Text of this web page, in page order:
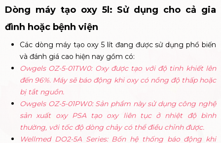
Dòng máy tạo oxy 5l: Sử dụng cho cả gia
đình hoặc bệnh viện
Các dòng máy tạo oxy 5 lít đang được sử dụng phổ biến
và đánh giá cao hiện nay gồm có:
Owgels OZ-5-01TW0: Oxy được tạo với độ tinh khiết lên
đến 96%. Máy sẽ báo động khi oxy có nồng độ thấp hoặc
bị tắt nguồn.
Owgels OZ-5-01PW0: Sản phẩm này sử dụng công nghệ
sản xuất oxy PSA tạo oxy liên tục ở nhiệt độ bình
thường, với tốc độ dòng chảy có thể điều chỉnh được.
Wellmed DO2-5A Series: Bốn hệ thống báo động khi